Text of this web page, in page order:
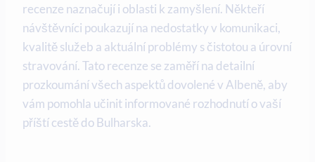
recenze naznačují i oblasti k zamyšlení. Někteří
návštěvníci poukazují na nedostatky v komunikaci,
kvalitě služeb a aktuální problémy s čistotou a úrovní
stravování. Tato recenze se zaměří na detailní
prozkoumání všech aspektů dovolené v Albeně, aby
vám pomohla učinit informované rozhodnutí o vaší
příští cestě do Bulharska.